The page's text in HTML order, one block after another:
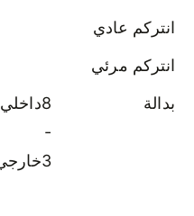
انتركم عادي
انتركم مرئي
بدالة
8داخلي
-
3خارجي